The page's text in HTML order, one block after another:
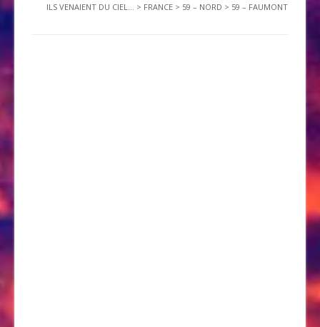
ILS VENAIENT DU CIEL... > FRANCE > 59 – NORD > 59 – FAUMONT